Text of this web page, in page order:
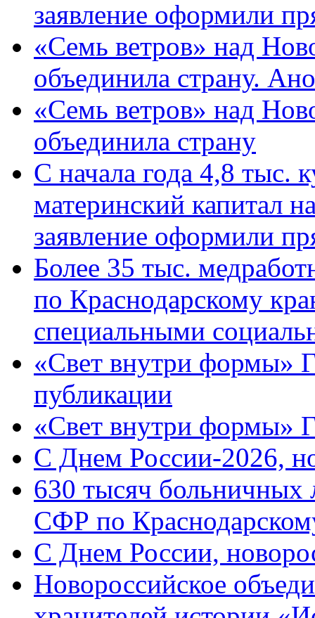
заявление оформили
«Семь ветров» над
объединила страну.
«Семь ветров» над
объединила страну
С начала года 4,8 тыс.
материнский капитал
заявление оформили
Более 35 тыс.
по Краснодарскому
специальными
«Свет внутри формы»
публикации
«Свет внутри формы»
C Днем России-2026,
630 тысяч больничных
СФР по
C Днем России,
Новороссийское